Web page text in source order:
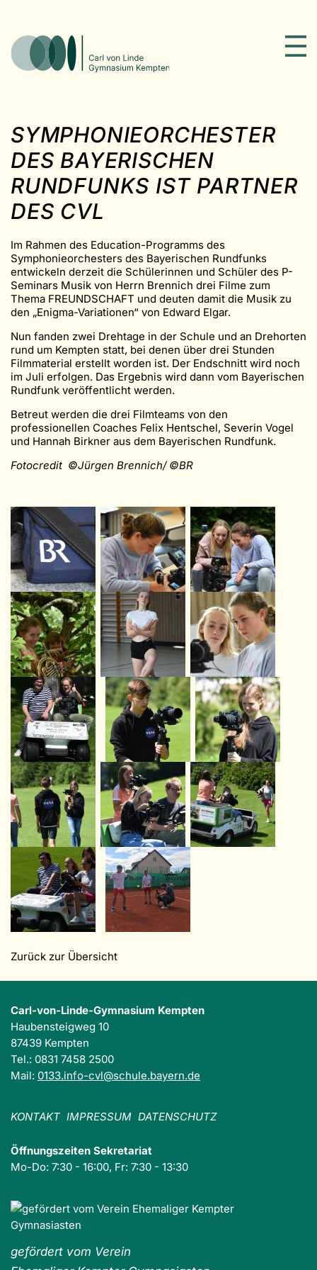
SYMPHONIEORCHESTER
DES BAYERISCHEN
RUNDFUNKS IST PARTNER
DES CVL
Im Rahmen des Education-Programms des
Symphonieorchesters des Bayerischen Rundfunks
entwickeln derzeit die Schülerinnen und Schüler des P-
Seminars Musik von Herrn Brennich drei Filme zum
Thema FREUNDSCHAFT und deuten damit die Musik zu
den „Enigma-Variationen“ von Edward Elgar.
Nun fanden zwei Drehtage in der Schule und an Drehorten
rund um Kempten statt, bei denen über drei Stunden
Filmmaterial erstellt worden ist. Der Endschnitt wird noch
im Juli erfolgen. Das Ergebnis wird dann vom Bayerischen
Rundfunk veröffentlicht werden.
Betreut werden die drei Filmteams von den
professionellen Coaches Felix Hentschel, Severin Vogel
und Hannah Birkner aus dem Bayerischen Rundfunk.
Fotocredit ©Jürgen Brennich/ ©BR
Zurück zur Übersicht
Carl-von-Linde-Gymnasium Kempten
Haubensteigweg 10
87439 Kempten
Tel.: 0831 7458 2500
Mail: 0133.info-cvl@schule.bayern.de
KONTAKT IMPRESSUM DATENSCHUTZ
Öffnungszeiten Sekretariat
Mo-Do: 7:30 - 16:00, Fr: 7:30 - 13:30
gefördert vom Verein